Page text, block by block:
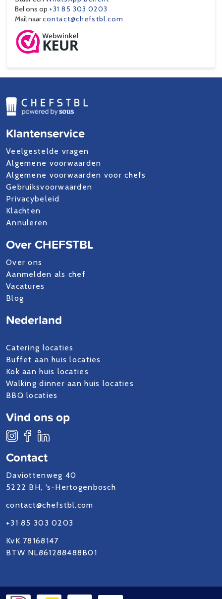
Bel ons op +31 85 303 0203
Mail naarcontact@chefstbl.com
Klantenservice
Veelgestelde vragen
Algemene voorwaarden
Algemene voorwaarden voor chefs
Gebruiksvoorwaarden
Privacybeleid
Klachten
Annuleren
Over CHEFSTBL
Over ons
Aanmelden als chef
Vacatures
Blog
Contact
Daviottenweg 40
5222 BH, ‘s-Hertogenbosch
contact@chefstbl.com
+31 85 303 0203
KvK 78168147
BTW NL861288488B01
Nederland
Catering locaties
Buffet aan huis locaties
Kok aan huis locaties
Walking dinner aan huis locaties
BBQ locaties
Vind ons op